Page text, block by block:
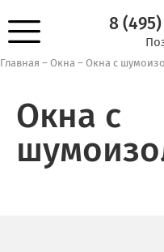
8
Главная – Окна – Окна с
Окна с